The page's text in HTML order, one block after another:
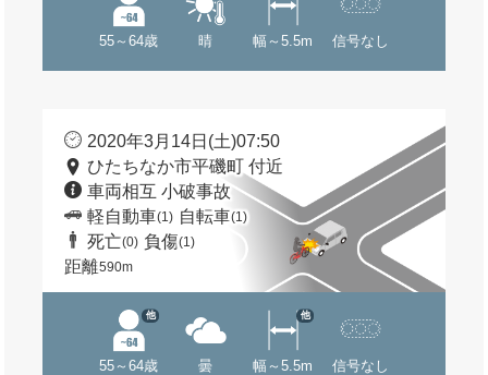
55～64歳 晴 幅～5.5m 信号なし
2020年3月14日(土)07:50
ひたちなか市平磯町 付近
車両相互 小破事故
軽自動車(1) 自転車(1)
死亡(0) 負傷(1)
距離590m
55～64歳
他
曇 幅～5.5m
他
信号なし